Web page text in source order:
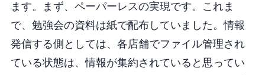
ます。まず、ペーパーレスの実現です。これま
で、勉強会の資料は紙で配布していました。情報
発信する側としては、各店舗でファイル管理され
ている状態は、情報が集約されていると思ってい